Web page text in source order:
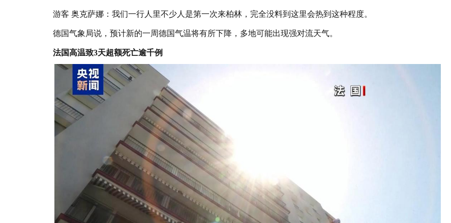
游客 奥克萨娜：我们一行人里不少人是第一次来柏林，完全没料到这里会热到这种程度。
德国气象局说，预计新的一周德国气温将有所下降，多地可能出现强对流天气。
法国高温致3天超额死亡逾千例